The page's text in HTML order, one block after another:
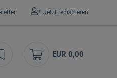
Jetzt registrieren
EUR 0,00